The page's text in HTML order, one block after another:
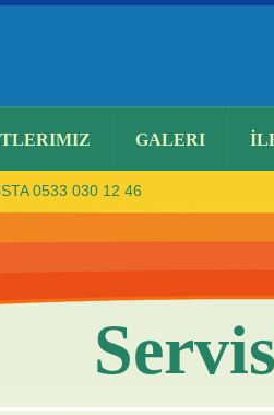
GALERI
0533 030 12 46